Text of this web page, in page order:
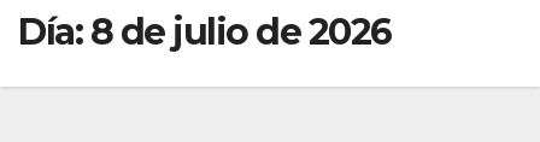
Día:8 de julio de 2026